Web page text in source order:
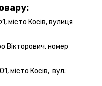
місто Косів, вулиця
Вікторович, номер
місто Косів, вул.